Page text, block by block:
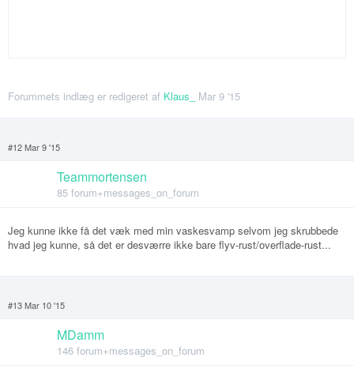
Forummets indlæg er redigeret af Klaus_ Mar 9 '15
#12 Mar 9 '15
Teammortensen
85 forum+messages_on_forum
Jeg kunne ikke få det væk med min vaskesvamp selvom jeg skrubbede
hvad jeg kunne, så det er desværre ikke bare flyv-rust/overflade-rust...
#13 Mar 10 '15
MDamm
146 forum+messages_on_forum